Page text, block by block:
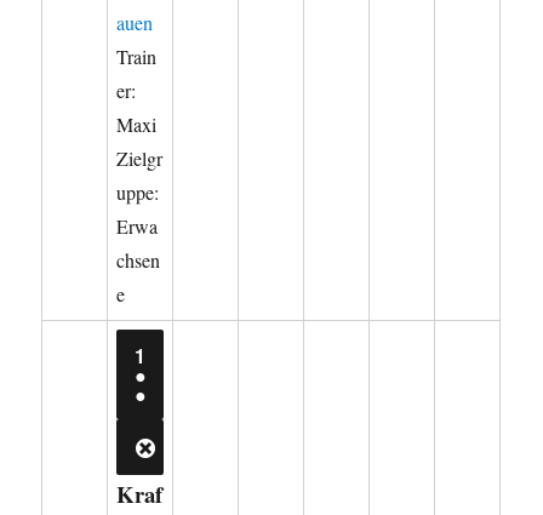
auen
Train
er:
Maxi
Zielgr
uppe:
Erwa
chsen
e
1
SEPTEMBER
2026
●
●
VERANSTALTUNGEN)
CLOSE
Kraf